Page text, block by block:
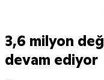
3,6 milyon
devam ediyor